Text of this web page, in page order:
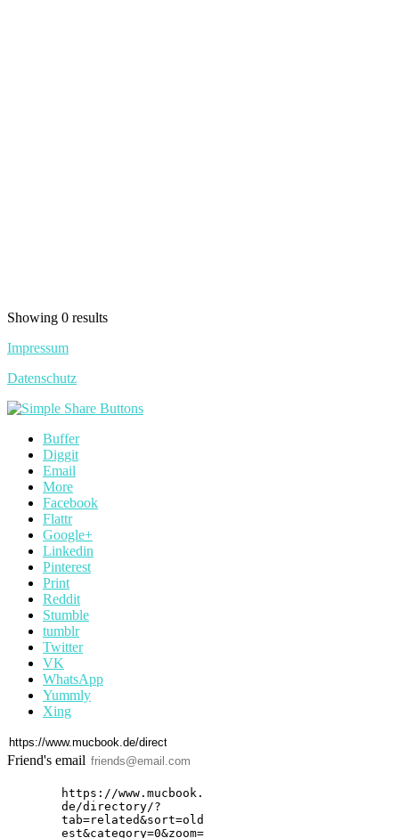
Showing 0 results
Impressum
Datenschutz
Buffer
Diggit
Email
More
Facebook
Flattr
Google+
Linkedin
Pinterest
Print
Reddit
Stumble
tumblr
Twitter
VK
WhatsApp
Yummly
Xing
Friend's email